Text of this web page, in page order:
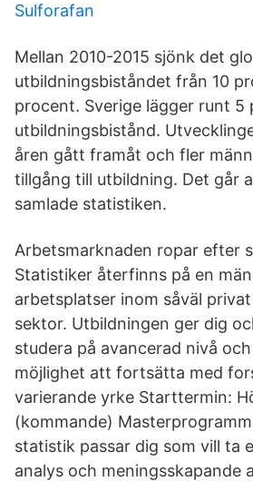
Sulforafan
Mellan 2010-2015 sjönk det
utbildningsbiståndet från 10
procent. Sverige lägger runt 5
utbildningsbistånd.
åren gått framåt och fler
tillgång till utbildning. Det går
samlade statistiken.
Arbetsmarknaden ropar efter
Statistiker återfinns på en
arbetsplatser inom såväl
sektor. Utbildningen ger dig
studera på avancerad nivå
möjlighet att fortsätta med
varierande yrke Starttermin:
(kommande)
statistik passar dig som vill ta
analys och meningsskapande